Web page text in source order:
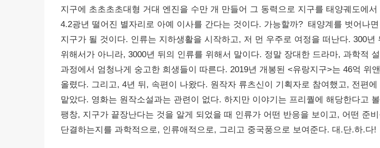
지구에 초초초초대형 거대 엔진을 수만 개 만들어 그 동력으로 지구를 태양궤도에
4.2광년 떨어진 별자리로 아예 이사를 간다는 것이다. 가능할까? 태양계를 벗어나
지구가 될 것이다. 인류는 지하생활을 시작하고, 저 먼 우주로 여정을 떠난다. 300년
위해서가 아니라, 3000년 뒤의 인류를 위해서 말이다. 정말 장대한 드라마, 과학적
과정에서 엄청나게 숭고한 희생들이 따른다. 2019년 개봉된 <유랑지구>는 46억 위
올렸다. 그리고, 4년 뒤, 속편이 나왔다. 원작자 류츠신이 기획자로 참여했고, 전편
맡았다. 영화는 원작소설과는 관련이 없다. 하지만 이야기는 프리퀄에 해당한다고
팽창, 지구가 끝장난다는 것을 알게 되었을 때 인류가 어떤 반응을 보이고, 어떤 준
단결하는지를 과학적으로, 인류애적으로, 그리고 중국풍으로 보여준다. 대.단.하.다!